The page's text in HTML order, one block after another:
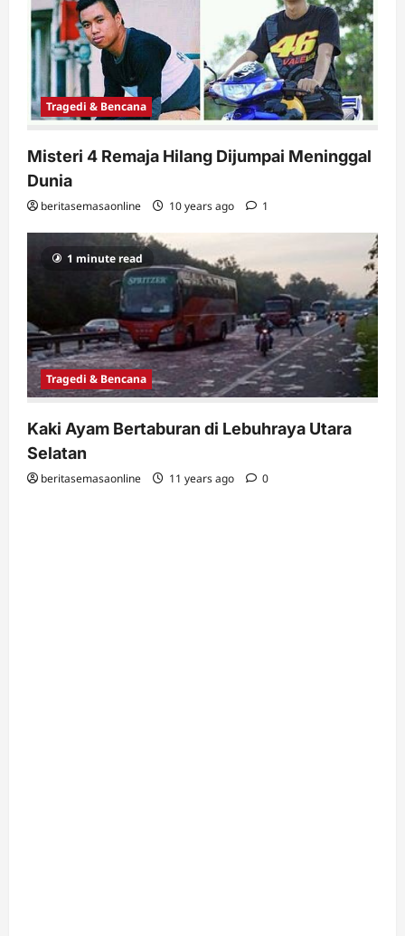
Tragedi & Bencana
Misteri 4 Remaja Hilang Dijumpai Meninggal
Dunia
beritasemasaonline 10 years ago 1
1 minute read
Tragedi & Bencana
Kaki Ayam Bertaburan di Lebuhraya Utara
Selatan
beritasemasaonline 11 years ago 0